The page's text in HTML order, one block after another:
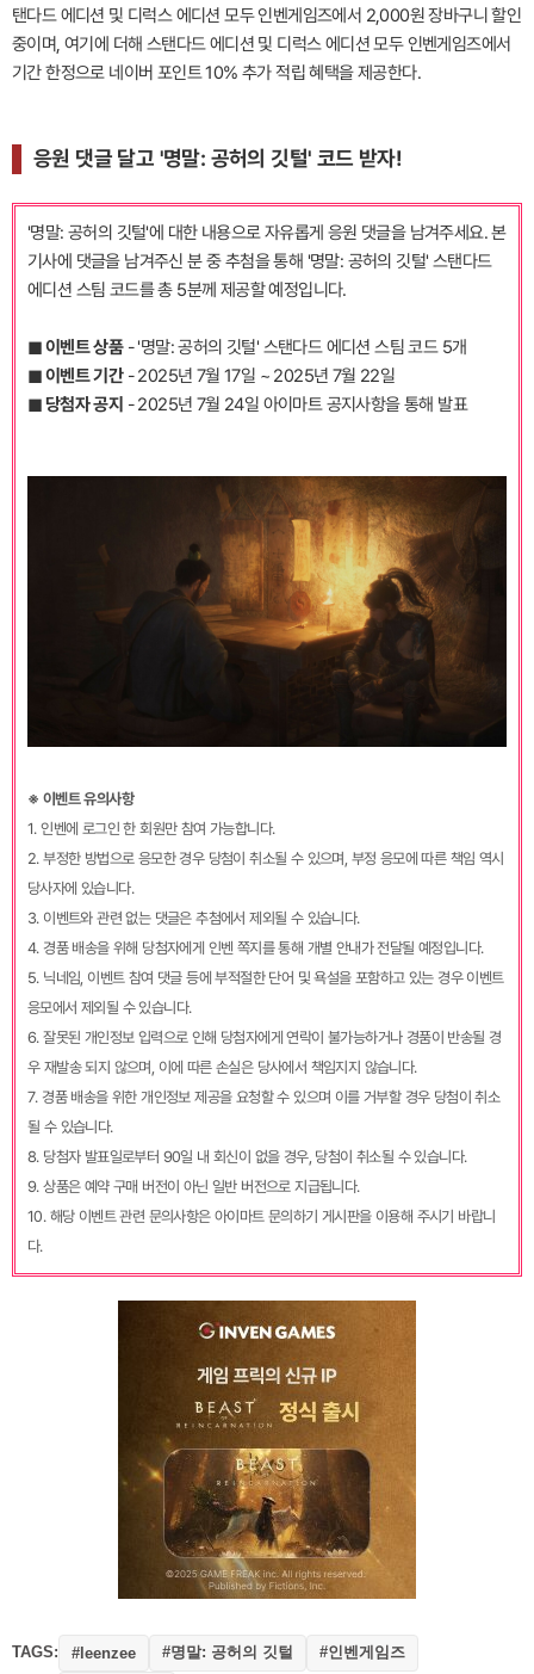
탠다드 에디션 및 디럭스 에디션 모두 인벤게임즈에서 2,000원 장바구니 할인
중이며, 여기에 더해 스탠다드 에디션 및 디럭스 에디션 모두 인벤게임즈에서
기간 한정으로 네이버 포인트 10% 추가 적립 혜택을 제공한다.
응원 댓글 달고 '명말: 공허의 깃털' 코드 받자!
'명말: 공허의 깃털'에 대한 내용으로 자유롭게 응원 댓글을 남겨주세요. 본
기사에 댓글을 남겨주신 분 중 추첨을 통해 '명말: 공허의 깃털' 스탠다드
에디션 스팀 코드를 총 5분께 제공할 예정입니다.
◼︎ 이벤트 상품- '명말: 공허의 깃털' 스탠다드 에디션 스팀 코드 5개
◼︎ 이벤트 기간- 2025년 7월 17일 ~ 2025년 7월 22일
◼︎ 당첨자 공지 - 2025년 7월 24일 아이마트 공지사항을 통해 발표
※ 이벤트 유의사항
1. 인벤에 로그인 한 회원만 참여 가능합니다.
2. 부정한 방법으로 응모한 경우 당첨이 취소될 수 있으며, 부정 응모에 따른 책임 역시
당사자에 있습니다.
3. 이벤트와 관련 없는 댓글은 추첨에서 제외될 수 있습니다.
4. 경품 배송을 위해 당첨자에게 인벤 쪽지를 통해 개별 안내가 전달될 예정입니다.
5. 닉네임, 이벤트 참여 댓글 등에 부적절한 단어 및 욕설을 포함하고 있는 경우 이벤트
응모에서 제외될 수 있습니다.
6. 잘못된 개인정보 입력으로 인해 당첨자에게 연락이 불가능하거나 경품이 반송될 경
우 재발송 되지 않으며, 이에 따른 손실은 당사에서 책임지지 않습니다.
7. 경품 배송을 위한 개인정보 제공을 요청할 수 있으며 이를 거부할 경우 당첨이 취소
될 수 있습니다.
8. 당첨자 발표일로부터 90일 내 회신이 없을 경우, 당첨이 취소될 수 있습니다.
9. 상품은 예약 구매 버전이 아닌 일반 버전으로 지급됩니다.
10. 해당 이벤트 관련 문의사항은 아이마트 문의하기 게시판을 이용해 주시기 바랍니
다.
TAGS: #leenzee #명말: 공허의 깃털 #인벤게임즈